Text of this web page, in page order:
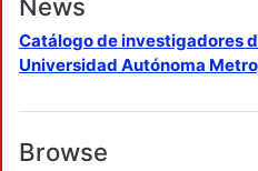
News
Catálogo de investigadores
Universidad Autónoma
Browse